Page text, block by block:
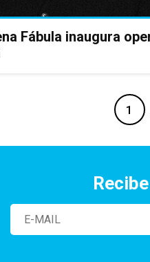
Fábula inaugura
1